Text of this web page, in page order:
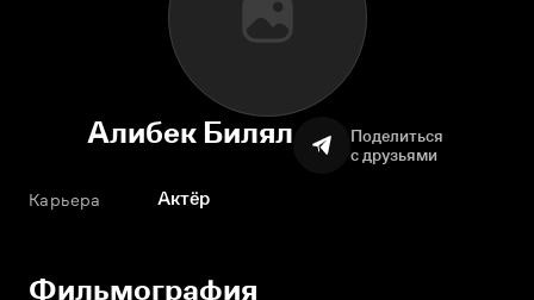
Алибек Билял
Поделиться
с друзьями
Карьера Актёр
Фильмография